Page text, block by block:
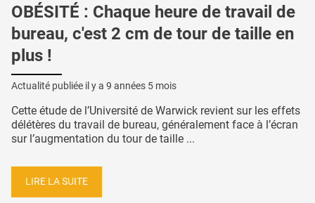
OBÉSITÉ : Chaque heure de travail de
bureau, c'est 2 cm de tour de taille en
plus !
Actualité publiée il y a 9 années 5 mois
Cette étude de l’Université de Warwick revient sur les effets
délétères du travail de bureau, généralement face à l’écran
sur l’augmentation du tour de taille ...
LIRE LA SUITE